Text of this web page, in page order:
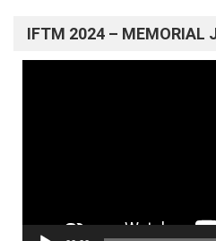
IFTM 2024 – MEMORIAL